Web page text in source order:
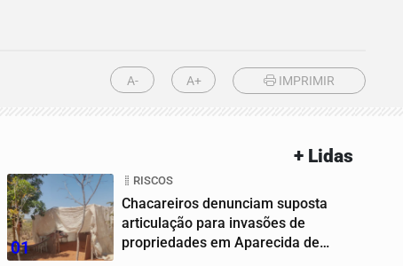
A- A+ IMPRIMIR
+ Lidas
01
RISCOS
Chacareiros denunciam suposta
articulação para invasões de
propriedades em Aparecida de